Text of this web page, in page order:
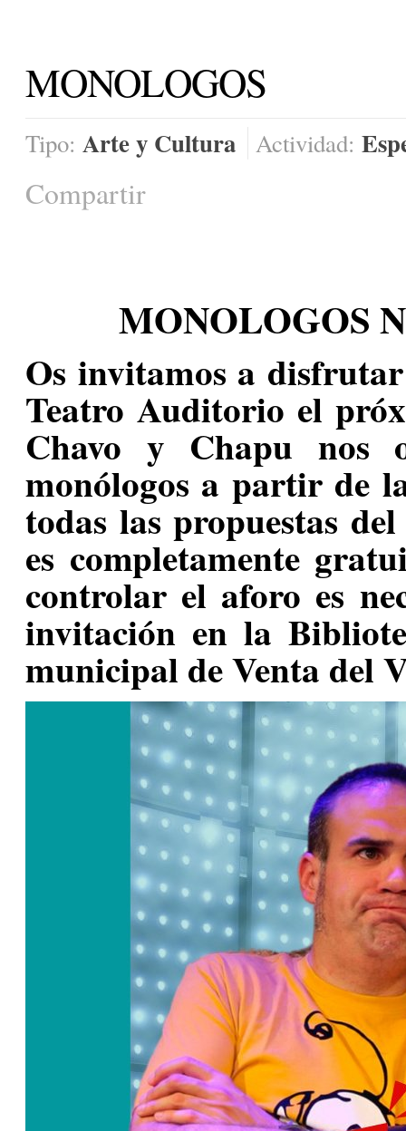
MONOLOGOS
Tipo: Arte y Cultura Actividad:
Compartir
MONOLOGOS
Os invitamos a
Teatro Auditorio el
Chavo y Chapu nos
monólogos a partir de
todas las propuestas
es completamente
controlar el aforo es
invitación en la
municipal de Venta del